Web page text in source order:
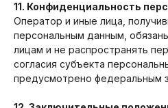
11. Конфиденциальность
Оператор и иные лица,
персональным данным,
лицам и не распространять
согласия субъекта
предусмотрено федеральным